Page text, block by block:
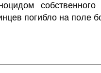
собственного
погибло на поле